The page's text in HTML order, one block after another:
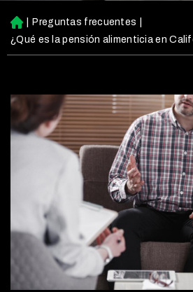
Ini
ci
o
Preguntas frecuentes
¿Qué es la pensión alimenticia en